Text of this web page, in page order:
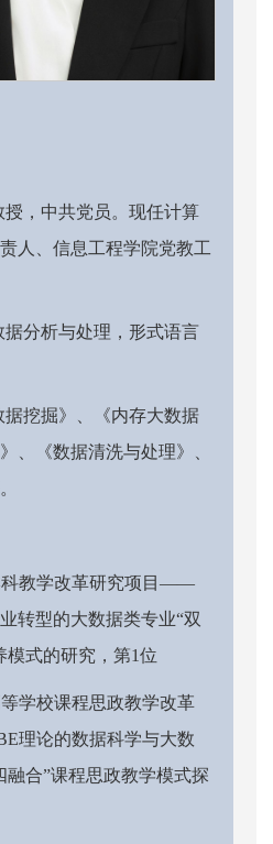
，中共党员。现任计算
人、信息工程学院党教工
据分析与处理，形式语言
据挖掘》、《内存大数据
、《数据清洗与处理》、
科教学改革研究项目——
转型的大数据类专业“双
模式的研究，第1位
学校课程思政教学改革
理论的数据科学与大数
融合”课程思政教学模式探